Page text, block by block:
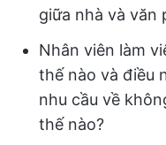
giữa nhà và văn
Nhân viên làm
thế nào và điều
nhu cầu về
thế nào?